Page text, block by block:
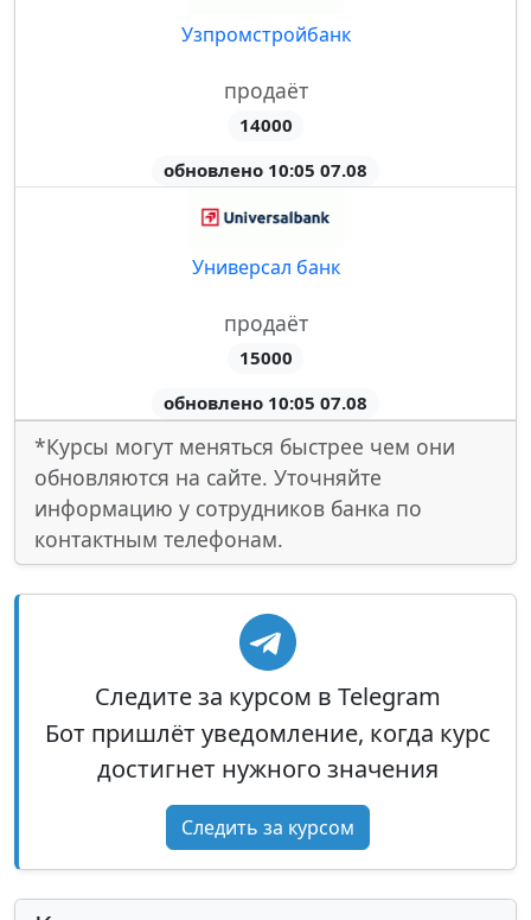
Узпромстройбанк
продаёт
14000
обновлено 10:05 07.08
Универсал банк
продаёт
15000
обновлено 10:05 07.08
*Курсы могут меняться быстрее чем они
обновляются на сайте. Уточняйте
информацию у сотрудников банка по
контактным телефонам.
Следите за курсом в Telegram
Бот пришлёт уведомление, когда курс
достигнет нужного значения
Следить за курсом